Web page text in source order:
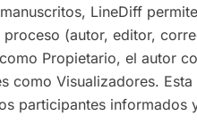
LineDiff
(autor, editor,
Propietario, el autor
Visualizadores. Esta
participantes informados